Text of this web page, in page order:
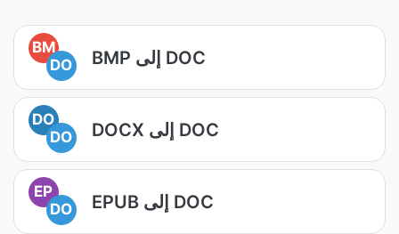
BM
DO
BMP إلى DOC
DO
DO
DOCX إلى DOC
EP
DO
EPUB إلى DOC